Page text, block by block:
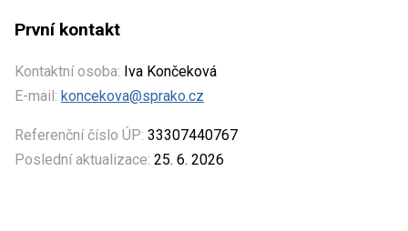
První kontakt
Kontaktní osoba: Iva Končeková
E-mail: koncekova@sprako.cz
Referenční číslo ÚP: 33307440767
Poslední aktualizace: 25. 6. 2026